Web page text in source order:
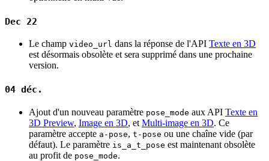
Dec 22
Le champ video_url dans la réponse de l'API Texte en 3D
est désormais obsolète et sera supprimé dans une prochaine
version.
04 déc.
Ajout d'un nouveau paramètre pose_mode aux API Texte en
3D Preview, Image en 3D, et Multi-image en 3D. Ce
paramètre accepte a-pose, t-pose ou une chaîne vide (par
défaut). Le paramètre is_a_t_pose est maintenant obsolète
au profit de pose_mode.